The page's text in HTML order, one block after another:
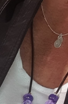
à écrire un